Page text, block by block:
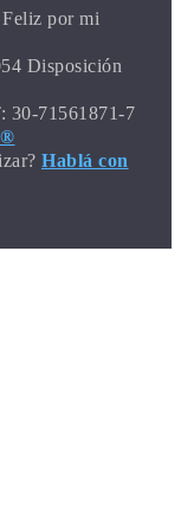
Feliz por mi
Disposición
71561871-7
Hablá con